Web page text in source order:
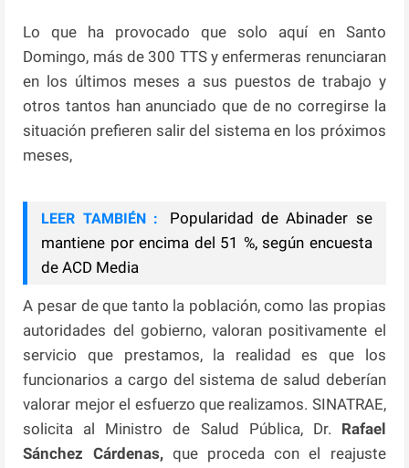
Lo que ha provocado que solo aquí en Santo
Domingo, más de 300 TTS y enfermeras renunciaran
en los últimos meses a sus puestos de trabajo y
otros tantos han anunciado que de no corregirse la
situación prefieren salir del sistema en los próximos
meses,
LEER TAMBIÉN :
Popularidad de Abinader se
mantiene por encima del 51 %, según encuesta
de ACD Media
A pesar de que tanto la población, como las propias
autoridades del gobierno, valoran positivamente el
servicio que prestamos, la realidad es que los
funcionarios a cargo del sistema de salud deberían
valorar mejor el esfuerzo que realizamos. SINATRAE,
solicita al Ministro de Salud Pública, Dr. Rafael
Sánchez Cárdenas,que proceda con el reajuste